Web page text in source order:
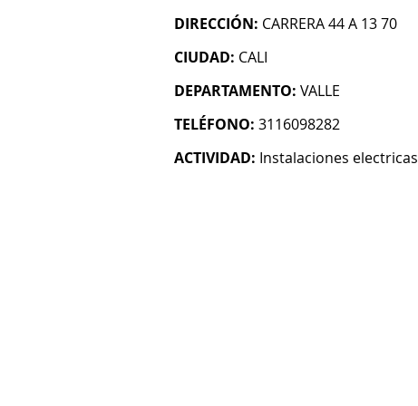
DIRECCIÓN: CARRERA 44 A 13 70
CIUDAD: CALI
DEPARTAMENTO: VALLE
TELÉFONO: 3116098282
ACTIVIDAD: Instalaciones electricas